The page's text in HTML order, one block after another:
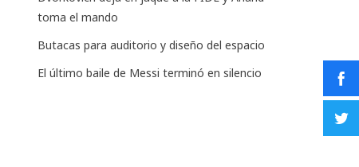
toma el mando
Butacas para auditorio y diseño del espacio
El último baile de Messi terminó en silencio